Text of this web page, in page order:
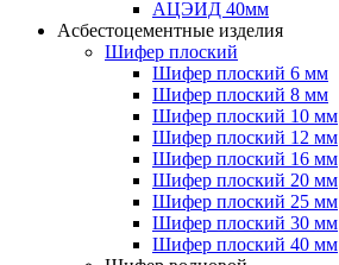
АЦЭИД 40мм
Асбестоцементные изделия
Шифер плоский
Шифер плоский 6 мм
Шифер плоский 8 мм
Шифер плоский 10 мм
Шифер плоский 12 мм
Шифер плоский 16 мм
Шифер плоский 20 мм
Шифер плоский 25 мм
Шифер плоский 30 мм
Шифер плоский 40 мм